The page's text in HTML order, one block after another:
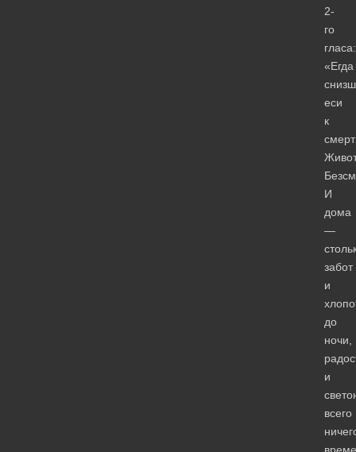
2-
го
гласа:
«Егда
еси
к
И
дома
—
забот
и
до
ночи,
и
всего